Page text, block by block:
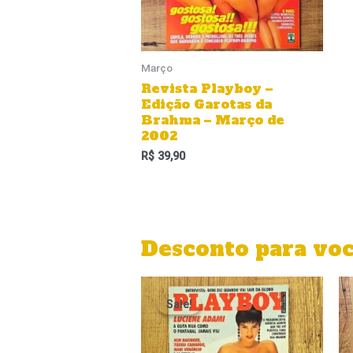
Março
Revista Playboy –
Edição Garotas da
Brahma – Março de
2002
R$39,90
Desconto para
Sale!
Sale!
O
preço
original
era:
R$ 39,90.
O
preço
atual
é:
R$ 29,90.